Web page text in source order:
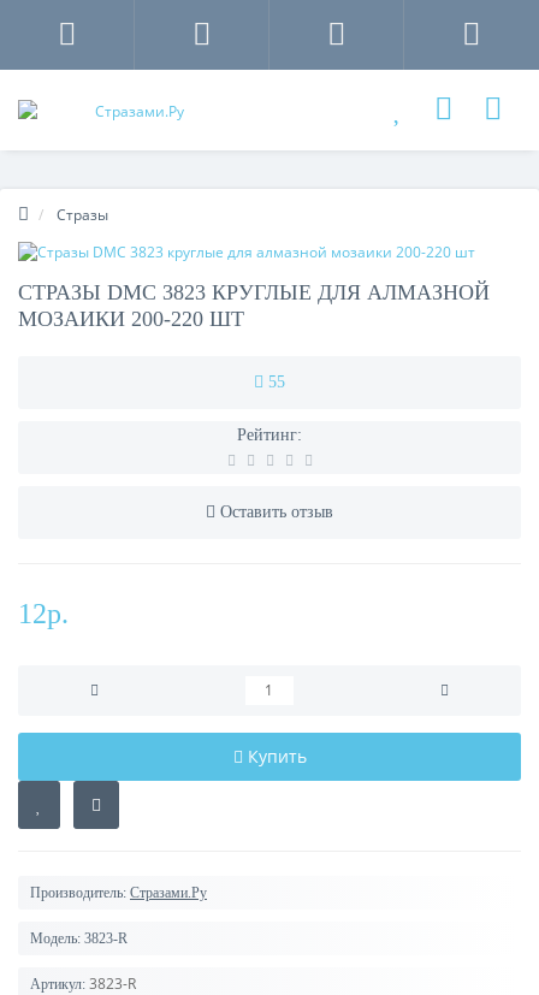
Стразы
СТРАЗЫ DMC 3823 КРУГЛЫЕ ДЛЯ АЛМАЗНОЙ
МОЗАИКИ 200-220 ШТ
55
Рейтинг:
Оставить отзыв
12р.
Купить
Производитель: Стразами.Ру
Модель: 3823-R
Артикул: 3823-R